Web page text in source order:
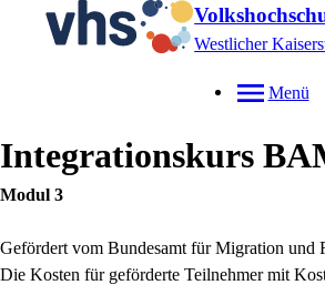
Westlicher
Menü
Integrationskurs
Modul 3
Gefördert vom Bundesamt für Migration
Die Kosten für geförderte Teilnehmer mit